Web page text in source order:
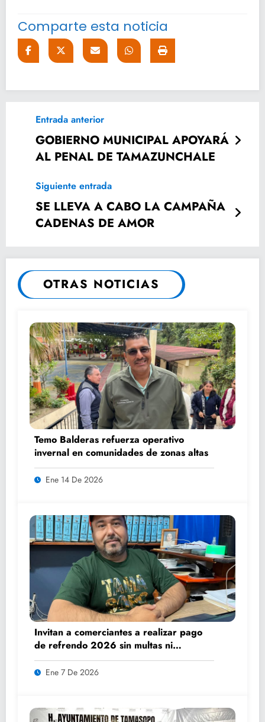
Comparte esta noticia
Entrada anterior
GOBIERNO MUNICIPAL APOYARÁ
AL PENAL DE TAMAZUNCHALE
Siguiente entrada
SE LLEVA A CABO LA CAMPAÑA
CADENAS DE AMOR
OTRAS NOTICIAS
Temo Balderas refuerza operativo
invernal en comunidades de zonas altas
Ene 14 De 2026
Invitan a comerciantes a realizar pago
de refrendo 2026 sin multas ni
recargos
Ene 7 De 2026